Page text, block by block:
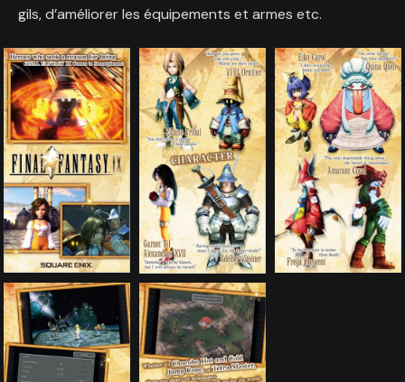
gils, d’améliorer les équipements et armes etc.